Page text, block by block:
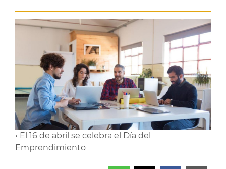
• El 16 de abril se celebra el Día del
Emprendimiento